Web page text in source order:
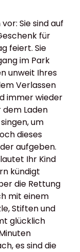
Sie sind auf
für
feiert. Sie
im Park
unweit Ihres
Verlassen
immer wieder
dem Laden
um
dieses
aufgeben.
Ihr Kind
kündigt
die Rettung
mit einem
Stiften und
glücklich
es sind die